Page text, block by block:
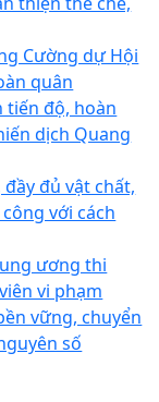
Cường dự Hội
quân
tiến độ, hoàn
dịch Quang
đủ vật chất,
với cách
ương thi
vi phạm
vững, chuyển
số